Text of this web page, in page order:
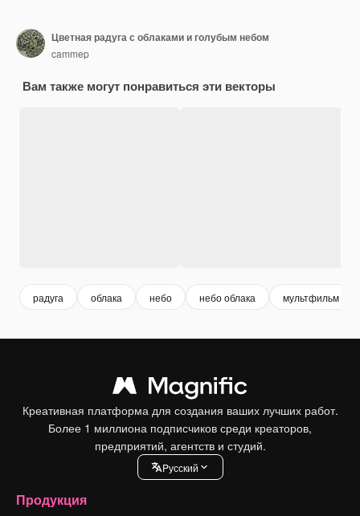
Цветная радуга с облаками и голубым небом
cammep
Вам также могут понравиться эти векторы
радуга облака небо небо облака мультфильм
Креативная платформа для создания ваших лучших работ.
Более 1 миллиона подписчиков среди креаторов,
предприятий, агентств и студий.
Pусский
Продукция